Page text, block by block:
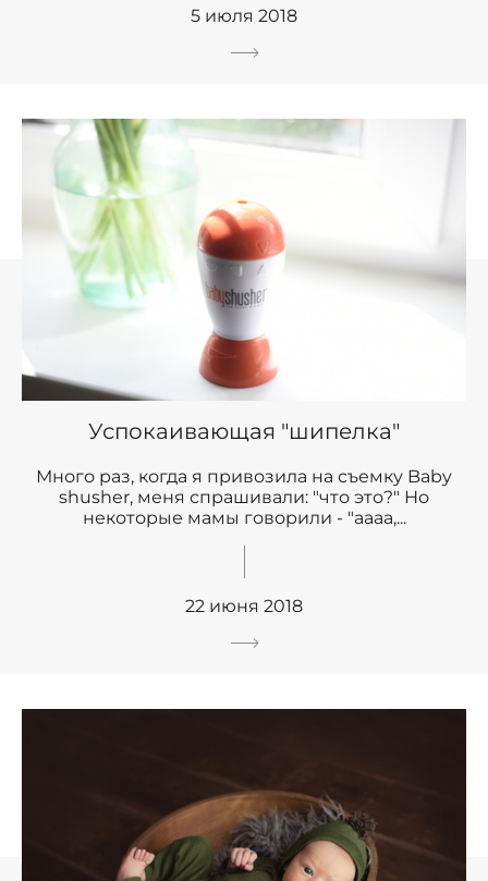
5 июля 2018
Успокаивающая "шипелка"
Много раз, когда я привозила на съемку Baby
shusher, меня спрашивали: "что это?" Но
некоторые мамы говорили - "аааа,...
22 июня 2018